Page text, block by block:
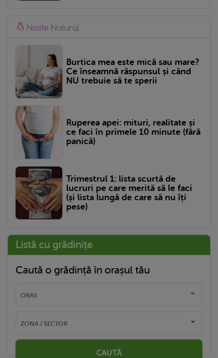
Burtica mea este mică sau mare?
Ce înseamnă răspunsul și când
NU trebuie să te sperii
Ruperea apei: mituri, realitate și
ce faci în primele 10 minute (fără
panică)
Trimestrul 1: lista scurtă de
lucruri pe care merită să le faci
(și lista lungă de care să nu îți
pese)
Listă cu grădinițe
Caută o grădință în orașul tău
CAUTĂ